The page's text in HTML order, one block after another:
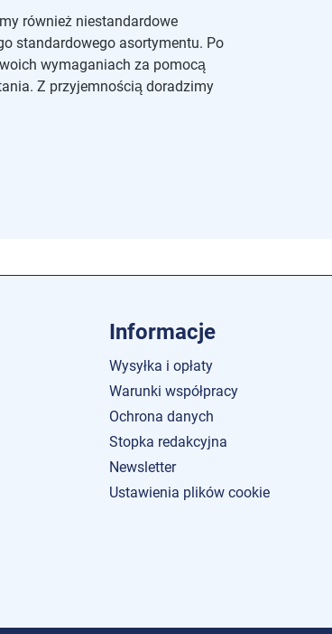
również niestandardowe
standardowego asortymentu. Po
wymaganiach za pomocą
Z przyjemnością doradzimy
Informacje
Wysyłka i opłaty
Warunki współpracy
Ochrona danych
Stopka redakcyjna
Newsletter
Ustawienia plików cookie